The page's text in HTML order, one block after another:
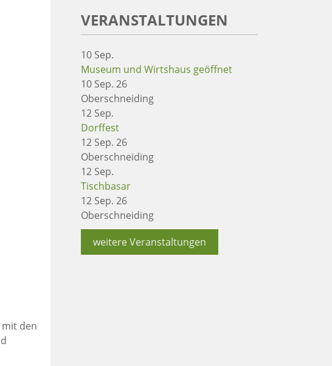
den
VERANSTALTUNGEN
10 Sep.
Museum und Wirtshaus geöffnet
10 Sep. 26
Oberschneiding
12 Sep.
Dorffest
12 Sep. 26
Oberschneiding
12 Sep.
Tischbasar
12 Sep. 26
Oberschneiding
weitere Veranstaltungen